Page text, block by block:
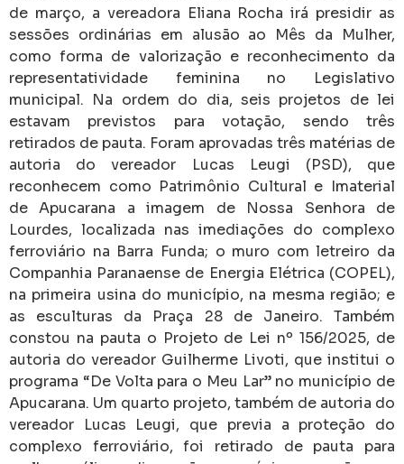
de março, a vereadora Eliana Rocha irá presidir as
sessões ordinárias em alusão ao Mês da Mulher,
como forma de valorização e reconhecimento da
representatividade feminina no Legislativo
municipal. Na ordem do dia, seis projetos de lei
estavam previstos para votação, sendo três
retirados de pauta. Foram aprovadas três matérias de
autoria do vereador
Lucas Leugi (PSD), que
reconhecem como Patrimônio Cultural e Imaterial
de Apucarana a imagem de Nossa Senhora de
Lourdes, localizada nas imediações do complexo
ferroviário na Barra Funda; o muro com letreiro da
Companhia Paranaense de Energia Elétrica (COPEL),
na primeira usina do município, na mesma região; e
as esculturas da Praça 28 de Janeiro. Também
constou na pauta o Projeto de Lei nº 156/2025, de
autoria do vereador Guilherme Livoti, que institui o
programa “De Volta para o Meu Lar” no município de
Apucarana. Um quarto projeto, também de autoria do
vereador Lucas Leugi, que previa a proteção do
complexo ferroviário, foi retirado de pauta para